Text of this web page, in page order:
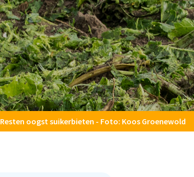
Resten oogst suikerbieten - Foto: Koos Groenewold